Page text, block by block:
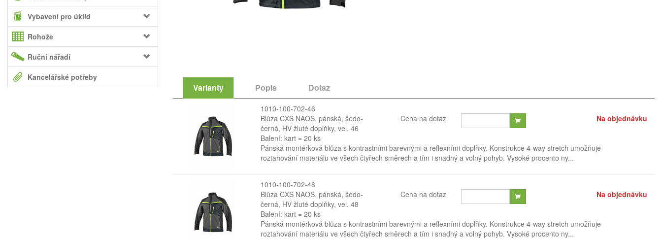
Vybavení pro úklid
Rohože
Ruční nářadí
Kancelářské potřeby
Varianty Popis Dotaz
1010-100-702-46
Blůza CXS NAOS, pánská, šedo-
černá, HV žluté doplňky, vel. 46
Balení: kart = 20 ks
Cena na dotaz Na objednávku
Pánská montérková blůza s kontrastními barevnými a reflexními doplňky. Konstrukce 4-way stretch umožňuje
roztahování materiálu ve všech čtyřech směrech a tím i snadný a volný pohyb. Vysoké procento ny...
1010-100-702-48
Blůza CXS NAOS, pánská, šedo-
černá, HV žluté doplňky, vel. 48
Balení: kart = 20 ks
Cena na dotaz Na objednávku
Pánská montérková blůza s kontrastními barevnými a reflexními doplňky. Konstrukce 4-way stretch umožňuje
roztahování materiálu ve všech čtyřech směrech a tím i snadný a volný pohyb. Vysoké procento ny...